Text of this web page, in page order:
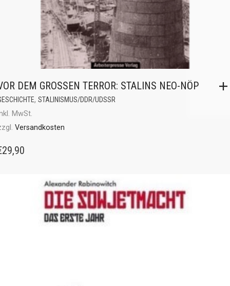
DEM GROSSEN TERROR: STALINS NEO-NÖP
, STALINISMUS/DDR/UDSSR
MwSt.
Versandkosten
29,90